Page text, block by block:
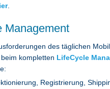
.
Management
des täglichen
kompletten LifeCycle
Registrierung,